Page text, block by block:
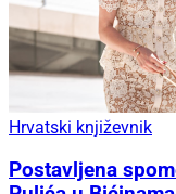
Hrvatski književnik
Postavljena